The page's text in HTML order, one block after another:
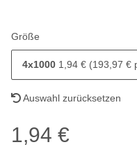
Größe
4x1000 1,94 € (193,97 €
Auswahl zurücksetzen
1,94 €